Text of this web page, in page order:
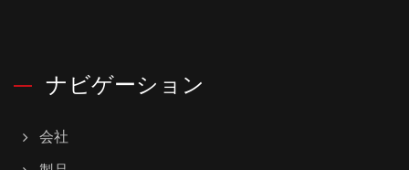
ナビゲーション
会社